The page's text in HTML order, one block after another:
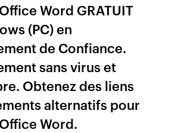
Word GRATUIT
(PC) en
de Confiance.
sans virus et
Obtenez des liens
alternatifs pour
Word.